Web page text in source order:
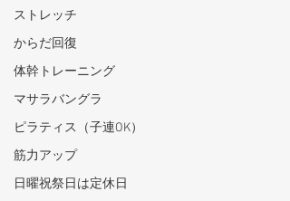
ストレッチ
からだ回復
体幹トレーニング
マサラバングラ
ピラティス（子連OK）
筋力アップ
日曜祝祭日は定休日